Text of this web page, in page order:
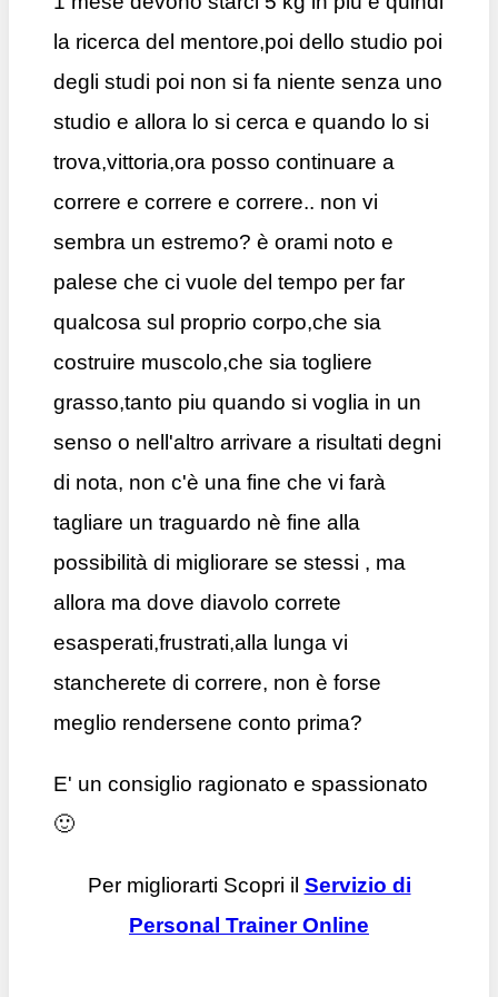
la ricerca del mentore,poi dello studio poi
degli studi poi non si fa niente senza uno
studio e allora lo si cerca e quando lo si
trova,vittoria,ora posso continuare a
correre e correre e correre.. non vi
sembra un estremo? è orami noto e
palese che ci vuole del tempo per far
qualcosa sul proprio corpo,che sia
costruire muscolo,che sia togliere
grasso,tanto piu quando si voglia in un
senso o nell'altro arrivare a risultati degni
di nota, non c'è una fine che vi farà
tagliare un traguardo nè fine alla
possibilità di migliorare se stessi , ma
allora ma dove diavolo correte
esasperati,frustrati,alla lunga vi
stancherete di correre, non è forse
meglio rendersene conto prima?
E' un consiglio ragionato e spassionato
🙂
Per migliorarti Scopri il Servizio di
Personal Trainer Online